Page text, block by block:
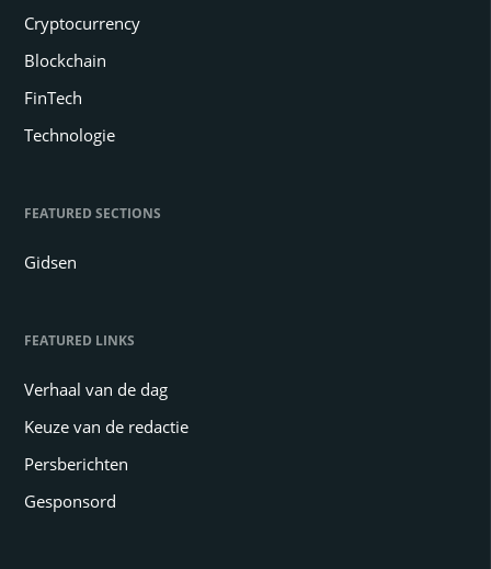
Cryptocurrency
Blockchain
FinTech
Technologie
FEATURED SECTIONS
Gidsen
FEATURED LINKS
Verhaal van de dag
Keuze van de redactie
Persberichten
Gesponsord